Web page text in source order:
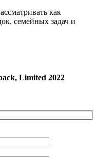
как
семейных задач и
Limited 2022